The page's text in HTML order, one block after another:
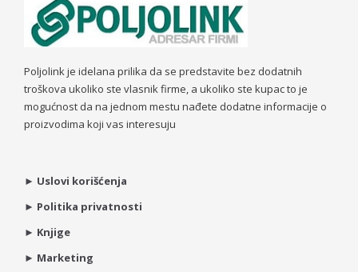
Poljolink je idelana prilika da se predstavite bez dodatnih
troškova ukoliko ste vlasnik firme, a ukoliko ste kupac to je
mogućnost da na jednom mestu nađete dodatne informacije o
proizvodima koji vas interesuju
► Uslovi korišćenja
► Politika privatnosti
► Knjige
► Marketing